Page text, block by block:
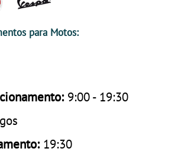
para Motos:
9:00 - 19:30
19:30